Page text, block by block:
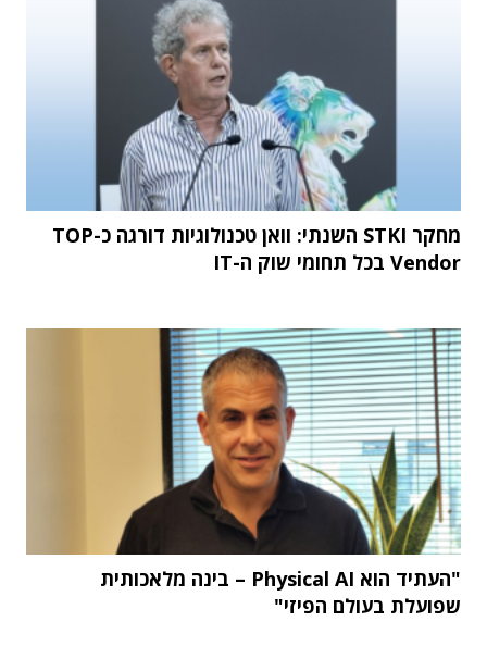
מחקר STKI השנתי: וואן טכנולוגיות דורגה כ-TOP
Vendor בכל תחומי שוק ה-IT
"העתיד הוא Physical AI – בינה מלאכותית
שפועלת בעולם הפיזי"